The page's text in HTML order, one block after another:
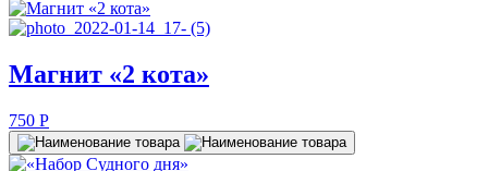
Магнит «2 кота»
750 P